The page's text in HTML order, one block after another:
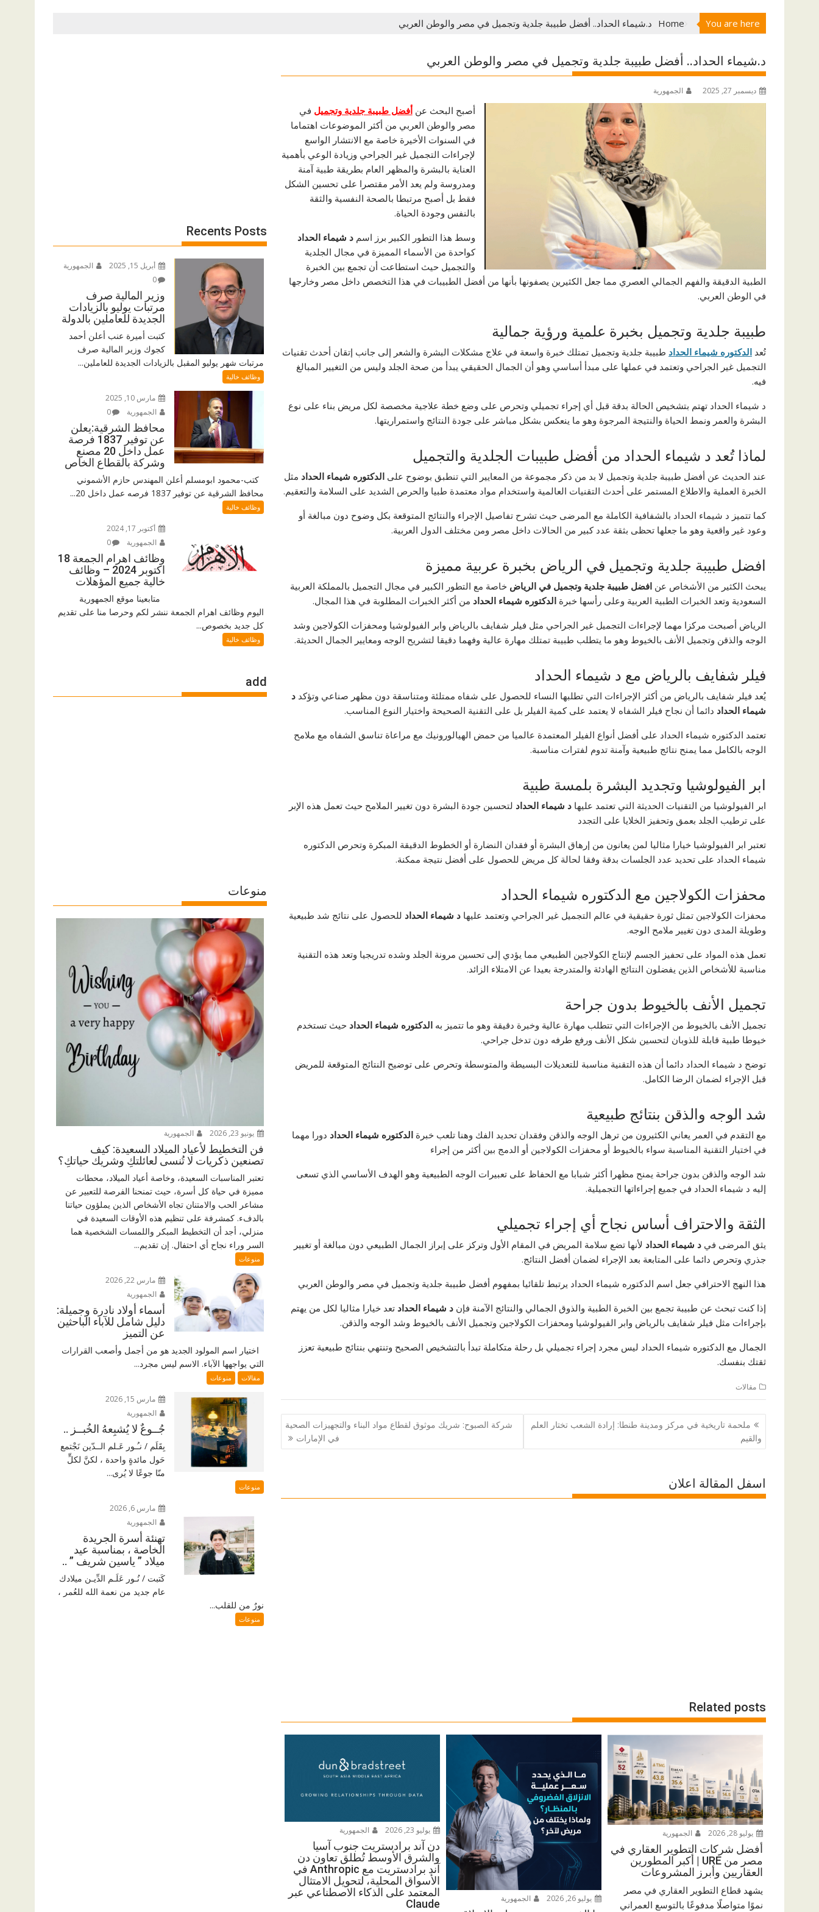
You are here
Home د.شيماء الحداد.. أفضل طبيبة جلدية وتجميل في مصر والوطن العربي
د.شيماء الحداد.. أفضل طبيبة جلدية وتجميل في مصر والوطن العربي
ديسمبر 27, 2025 الجمهورية
أصبح البحث عنأفضل طبيبة جلدية وتجميل في
مصر والوطن العربي من أكثر الموضوعات اهتماما
في السنوات الأخيرة خاصة مع الانتشار الواسع
لإجراءات التجميل غير الجراحي وزيادة الوعي بأهمية
العناية بالبشرة والمظهر العام بطريقة طبية آمنة
ومدروسة ولم يعد الأمر مقتصرا على تحسين الشكل
فقط بل أصبح مرتبطا بالصحة النفسية والثقة
بالنفس وجودة الحياة.
وسط هذا التطور الكبير برز اسمد شيماء الحداد
كواحدة من الأسماء المميزة في مجال الجلدية
والتجميل حيث استطاعت أن تجمع بين الخبرة
الطبية الدقيقة والفهم الجمالي العصري مما جعل الكثيرين يصفونها بأنها من أفضل الطبيبات في هذا التخصص داخل مصر وخارجها
في الوطن العربي.
طبيبة جلدية وتجميل بخبرة علمية ورؤية جمالية
تُعد الدكتوره شيماء الحداد طبيبة جلدية وتجميل تمتلك خبرة واسعة في علاج مشكلات البشرة والشعر إلى جانب إتقان أحدث تقنيات
التجميل غير الجراحي وتعتمد في عملها على مبدأ أساسي وهو أن الجمال الحقيقي يبدأ من صحة الجلد وليس من التغيير المبالغ
فيه.
د شيماء الحداد تهتم بتشخيص الحالة بدقة قبل أي إجراء تجميلي وتحرص على وضع خطة علاجية مخصصة لكل مريض بناء على نوع
البشرة والعمر ونمط الحياة والنتيجة المرجوة وهو ما ينعكس بشكل مباشر على جودة النتائج واستمراريتها.
لماذا تُعد د شيماء الحداد من أفضل طبيبات الجلدية والتجميل
عند الحديث عن أفضل طبيبة جلدية وتجميل لا بد من ذكر مجموعة من المعايير التي تنطبق بوضوح على الدكتوره شيماء الحداد مثل
الخبرة العملية والاطلاع المستمر على أحدث التقنيات العالمية واستخدام مواد معتمدة طبيا والحرص الشديد على السلامة والتعقيم.
كما تتميز د شيماء الحداد بالشفافية الكاملة مع المرضى حيث تشرح تفاصيل الإجراء والنتائج المتوقعة بكل وضوح دون مبالغة أو
وعود غير واقعية وهو ما جعلها تحظى بثقة عدد كبير من الحالات داخل مصر ومن مختلف الدول العربية.
افضل طبيبة جلدية وتجميل في الرياض بخبرة عربية مميزة
يبحث الكثير من الأشخاص عن افضل طبيبة جلدية وتجميل في الرياض خاصة مع التطور الكبير في مجال التجميل بالمملكة العربية
السعودية وتعد الخبرات الطبية العربية وعلى رأسها خبرة الدكتوره شيماء الحداد من أكثر الخبرات المطلوبة في هذا المجال.
الرياض أصبحت مركزا مهما لإجراءات التجميل غير الجراحي مثل فيلر شفايف بالرياض وابر الفيولوشيا ومحفزات الكولاجين وشد
الوجه والذقن وتجميل الأنف بالخيوط وهو ما يتطلب طبيبة تمتلك مهارة عالية وفهما دقيقا لتشريح الوجه ومعايير الجمال الحديثة.
فيلر شفايف بالرياض مع د شيماء الحداد
يُعد فيلر شفايف بالرياض من أكثر الإجراءات التي تطلبها النساء للحصول على شفاه ممتلئة ومتناسقة دون مظهر صناعي وتؤكد د
شيماء الحداد دائما أن نجاح فيلر الشفاه لا يعتمد على كمية الفيلر بل على التقنية الصحيحة واختيار النوع المناسب.
تعتمد الدكتوره شيماء الحداد على أفضل أنواع الفيلر المعتمدة عالميا من حمض الهيالورونيك مع مراعاة تناسق الشفاه مع ملامح
الوجه بالكامل مما يمنح نتائج طبيعية وآمنة تدوم لفترات مناسبة.
ابر الفيولوشيا وتجديد البشرة بلمسة طبية
ابر الفيولوشيا من التقنيات الحديثة التي تعتمد عليها د شيماء الحداد لتحسين جودة البشرة دون تغيير الملامح حيث تعمل هذه الإبر
على ترطيب الجلد بعمق وتحفيز الخلايا على التجدد
تعتبر ابر الفيولوشيا خيارا مثاليا لمن يعانون من إرهاق البشرة أو فقدان النضارة أو الخطوط الدقيقة المبكرة وتحرص الدكتوره
شيماء الحداد على تحديد عدد الجلسات بدقة وفقا لحالة كل مريض للحصول على أفضل نتيجة ممكنة.
محفزات الكولاجين مع الدكتوره شيماء الحداد
محفزات الكولاجين تمثل ثورة حقيقية في عالم التجميل غير الجراحي وتعتمد عليها د شيماء الحداد للحصول على نتائج شد طبيعية
وطويلة المدى دون تغيير ملامح الوجه.
تعمل هذه المواد على تحفيز الجسم لإنتاج الكولاجين الطبيعي مما يؤدي إلى تحسين مرونة الجلد وشده تدريجيا وتعد هذه التقنية
مناسبة للأشخاص الذين يفضلون النتائج الهادئة والمتدرجة بعيدا عن الامتلاء الزائد.
تجميل الأنف بالخيوط بدون جراحة
تجميل الأنف بالخيوط من الإجراءات التي تتطلب مهارة عالية وخبرة دقيقة وهو ما تتميز به الدكتوره شيماء الحداد حيث تستخدم
خيوطا طبية قابلة للذوبان لتحسين شكل الأنف ورفع طرفه دون تدخل جراحي.
توضح د شيماء الحداد دائما أن هذه التقنية مناسبة للتعديلات البسيطة والمتوسطة وتحرص على توضيح النتائج المتوقعة للمريض
قبل الإجراء لضمان الرضا الكامل.
شد الوجه والذقن بنتائج طبيعية
مع التقدم في العمر يعاني الكثيرون من ترهل الوجه والذقن وفقدان تحديد الفك وهنا تلعب خبرة الدكتوره شيماء الحداد دورا مهما
في اختيار التقنية المناسبة سواء بالخيوط أو محفزات الكولاجين أو الدمج بين أكثر من إجراء
شد الوجه والذقن بدون جراحة يمنح مظهرا أكثر شبابا مع الحفاظ على تعبيرات الوجه الطبيعية وهو الهدف الأساسي الذي تسعى
إليه د شيماء الحداد في جميع إجراءاتها التجميلية.
الثقة والاحتراف أساس نجاح أي إجراء تجميلي
يثق المرضى في د شيماء الحداد لأنها تضع سلامة المريض في المقام الأول وتركز على إبراز الجمال الطبيعي دون مبالغة أو تغيير
جذري وتحرص دائما على المتابعة بعد الإجراء لضمان أفضل النتائج.
هذا النهج الاحترافي جعل اسم الدكتوره شيماء الحداد يرتبط تلقائيا بمفهوم أفضل طبيبة جلدية وتجميل في مصر والوطن العربي
إذا كنت تبحث عن طبيبة تجمع بين الخبرة الطبية والذوق الجمالي والنتائج الآمنة فإن د شيماء الحداد تعد خيارا مثاليا لكل من يهتم
بإجراءات مثل فيلر شفايف بالرياض وابر الفيولوشيا ومحفزات الكولاجين وتجميل الأنف بالخيوط وشد الوجه والذقن.
الجمال مع الدكتوره شيماء الحداد ليس مجرد إجراء تجميلي بل رحلة متكاملة تبدأ بالتشخيص الصحيح وتنتهي بنتائج طبيعية تعزز
ثقتك بنفسك.
مقالات
تصفّح
المقالات
ملحمة تاريخية في مركز ومدينة طنطا: إرادة الشعب تختار العلم
والقيم
شركة الصبوح: شريك موثوق لقطاع مواد البناء والتجهيزات الصحية
في الإمارات
اسفل المقالة اعلان
Related posts
يوليو 28, 2026 الجمهورية
أفضل شركات التطوير العقاري في
مصر من URE | أكبر المطورين
العقاريين وأبرز المشروعات
يشهد قطاع التطوير العقاري في مصر
نموًا متواصلًا مدفوعًا بالتوسع العمراني
يوليو 26, 2026 الجمهورية
يوليو 23, 2026 الجمهورية
دن آند برادستريت جنوب آسيا
والشرق الأوسط تُطلق تعاون دن
آند برادستريت مع Anthropic في
الأسواق المحلية، لتحويل الامتثال
المعتمد على الذكاء الاصطناعي عبر
Claude
Recents Posts
أبريل 15, 2025
الجمهورية
0
وزير المالية صرف
مرتبات يوليو بالزيادات
الجديدة للعاملين بالدولة
كتبت أميرة عنب أعلن أحمد
كجوك وزير المالية صرف
مرتبات شهر يوليو المقبل بالزيادات الجديدة للعاملين...
وظائف خالية
مارس 10, 2025
الجمهورية
0
محافظ الشرقية:يعلن
عن توفير 1837 فرصة
عمل داخل 20 مصنع
وشركة بالقطاع الخاص
كتب-محمود ابومسلم أعلن المهندس حازم الأشموني
محافظ الشرقية عن توفير 1837 فرصه عمل داخل 20...
وظائف خالية
أكتوبر 17, 2024
الجمهورية
0
وظائف اهرام الجمعة 18
اكتوبر 2024 – وظائف
خالية جميع المؤهلات
متابعينا موقع الجمهورية
اليوم وظائف اهرام الجمعة ننشر لكم وحرصا منا على تقديم
كل جديد بخصوص...
وظائف خالية
add
منوعات
يونيو 23, 2026 الجمهورية
فن التخطيط لأعياد الميلاد السعيدة: كيف
تصنعين ذكريات لا تُنسى لعائلتكِ وشريك حياتكِ؟
تعتبر المناسبات السعيدة، وخاصة أعياد الميلاد، محطات
مميزة في حياة كل أسرة، حيث تمنحنا الفرصة للتعبير عن
مشاعر الحب والامتنان تجاه الأشخاص الذين يملؤون حياتنا
بالدفء. كمشرفة على تنظيم هذه الأوقات السعيدة في
منزلي، أجد أن التخطيط المبكر واللمسات الشخصية هما
السر وراء نجاح أي احتفال. إن تقديم...
منوعات
مارس 22, 2026
الجمهورية
أسماء أولاد نادرة وجميلة:
دليل شامل للآباء الباحثين
عن التميز
اختيار اسم المولود الجديد هو من أجمل وأصعب القرارات
التي يواجهها الآباء. الاسم ليس مجرد...
مقالات منوعات
مارس 15, 2026
الجمهورية
جُــوعٌ لا يُشبِعهُ الخُبــز ..
بِقَلَم / نـُـور عَـلم الــدّين نَجْتمع
حَول مائدةٍ واحدة ، لكنَّ لكلٍّ
منّا جوعًا لا يُرى...
منوعات
مارس 6, 2026
الجمهورية
تهنئة أسرة الجريدة
الخاصة ، بمناسبة عيد
ميلاد ” ياسين شريف ” ..
كَتبت / نُـور عَلَـم الدِّيـن ميلادك
عام جديد من نعمة الله للعُمر ،
نورٌ من للقلب...
منوعات